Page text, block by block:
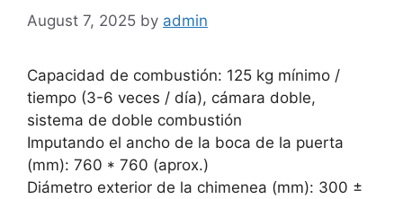
August 7, 2025 by admin
Capacidad de combustión: 125 kg mínimo /
tiempo (3-6 veces / día), cámara doble,
sistema de doble combustión
Imputando el ancho de la boca de la puerta
(mm): 760 * 760 (aprox.)
Diámetro exterior de la chimenea (mm): 300 ±